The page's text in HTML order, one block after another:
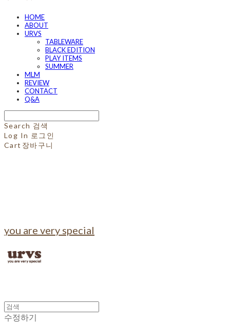
HOME
ABOUT
URVS
TABLEWARE
BLACK EDITION
PLAY ITEMS
SUMMER
MLM
REVIEW
CONTACT
Q&A
Search 검색
Log In 로그인
Cart 장바구니
you are very special
수정하기